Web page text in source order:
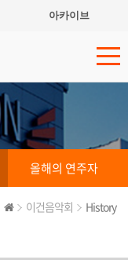
아카이브
올해의 연주자
이건음악회 History